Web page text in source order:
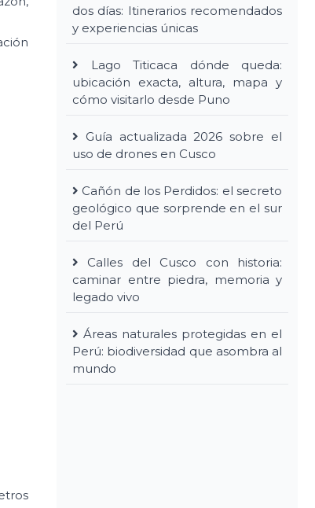
dos días: Itinerarios recomendados
y experiencias únicas
Lago Titicaca dónde queda:
ubicación exacta, altura, mapa y
cómo visitarlo desde Puno
Guía actualizada 2026 sobre el
uso de drones en Cusco
Cañón de los Perdidos: el secreto
geológico que sorprende en el sur
del Perú
Calles del Cusco con historia:
caminar entre piedra, memoria y
legado vivo
Áreas naturales protegidas en el
Perú: biodiversidad que asombra al
mundo